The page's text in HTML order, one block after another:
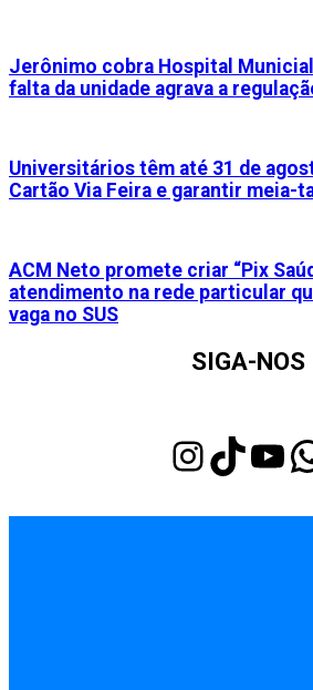
Jerônimo cobra Hospital
falta da unidade agrava a
Universitários têm até 31 de
Cartão Via Feira e garantir meia-
ACM Neto promete criar “Pix
atendimento na rede particular
vaga no SUS
SIGA-NOS
Instagram TikTok Youtube WhatsApp